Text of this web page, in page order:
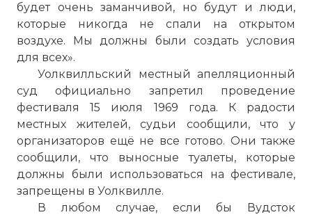
будет очень заманчивой, но будут и люди,
которые никогда не спали на открытом
воздухе. Мы должны были создать условия
для всех».
Уолквилльский местный апелляционный
суд официально запретил проведение
фестиваля 15 июля 1969 года. К радости
местных жителей, судьи сообщили, что у
организаторов ещё не все готово. Они также
сообщили, что выносные туалеты, которые
должны были использоваться на фестивале,
запрещены в Уолквилле.
В любом случае, если бы Вудсток